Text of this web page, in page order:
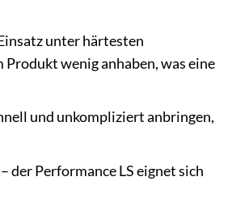
unter härtesten
wenig anhaben, was eine
und unkompliziert anbringen,
der Performance LS eignet sich